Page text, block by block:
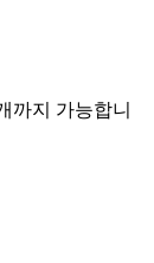
까지 가능합니